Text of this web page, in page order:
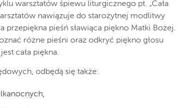
warsztatów śpiewu liturgicznego pt. „Cała
nawiązuje do starożytnej modlitwy
przepiękna pieśń sławiąca piękno Matki Bożej.
różne pieśni oraz odkryć piękno głosu
cała piękna.
odbędą się także: